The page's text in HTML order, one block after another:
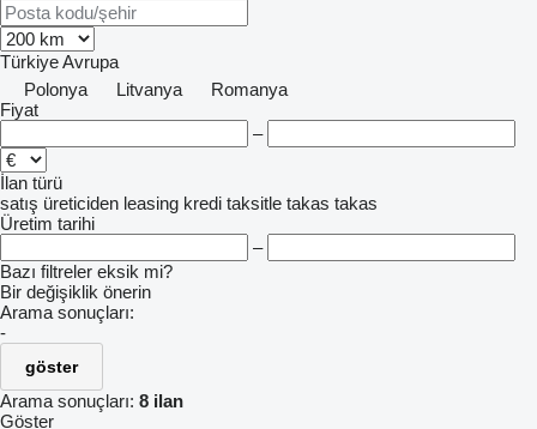
TürkiyeAvrupa
Polonya
Litvanya
Romanya
Fiyat
–
İlan türü
satış üreticiden leasing kredi taksitle takas takas
Üretim tarihi
–
Bazı filtreler eksik mi?
Bir değişiklik önerin
Arama sonuçları:
-
göster
Arama sonuçları: 8 ilan
Göster